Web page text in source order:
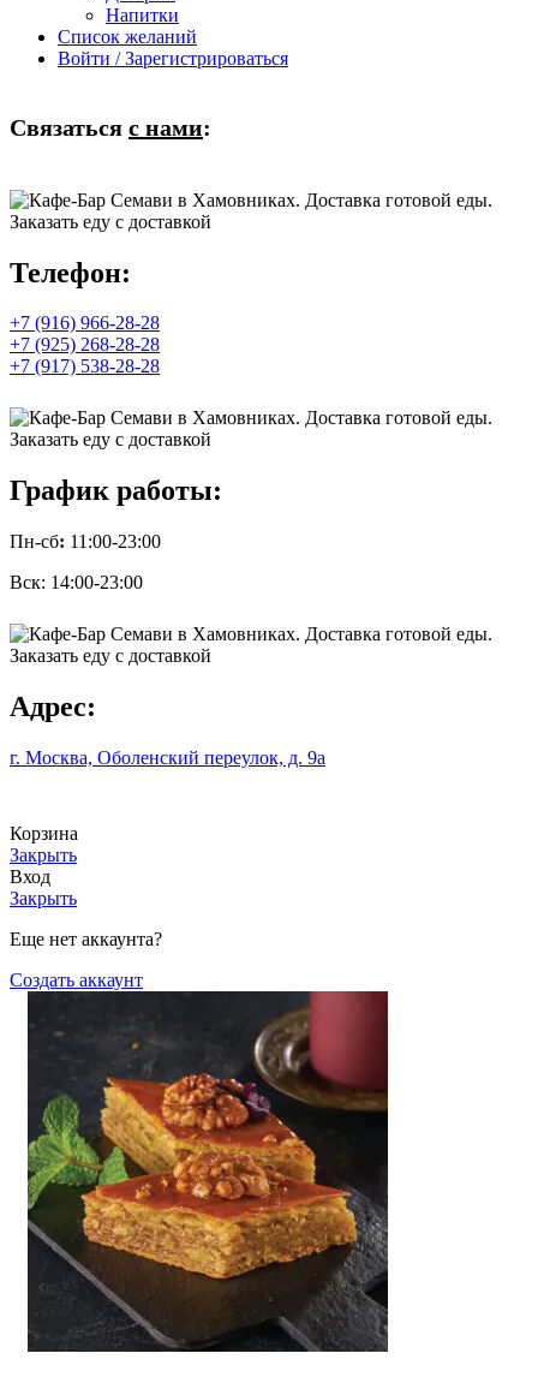
Напитки
Список желаний
Войти / Зарегистрироваться
Связаться с нами:
Телефон:
+7 (916) 966-28-28
+7 (925) 268-28-28
+7 (917) 538-28-28
График работы:
Пн-сб: 11:00-23:00
Вск: 14:00-23:00
Адрес:
г. Москва, Оболенский переулок, д. 9а
Корзина
Закрыть
Вход
Закрыть
Еще нет аккаунта?
Создать аккаунт